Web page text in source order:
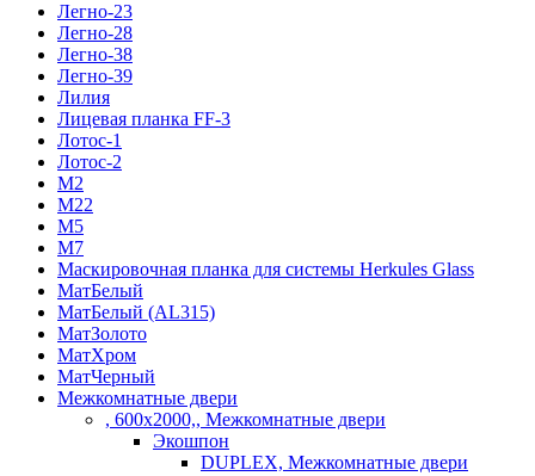
Легно-23
Легно-28
Легно-38
Легно-39
Лилия
Лицевая планка FF-3
Лотос-1
Лотос-2
М2
М22
М5
М7
Маскировочная планка для системы Herkules Glass
МатБелый
МатБелый (AL315)
МатЗолото
МатХром
МатЧерный
Межкомнатные двери
, 600х2000,, Межкомнатные двери
Экошпон
DUPLEX, Межкомнатные двери